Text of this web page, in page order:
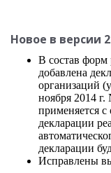
Новое в версии
В состав форм
добавлена
организаций
ноября 2014
применяется с
декларации
декларации
Исправлены